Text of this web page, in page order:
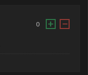
0 + −